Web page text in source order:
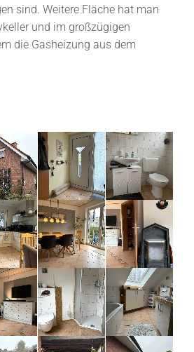
sind. Weitere Fläche hat man
und im großzügigen
die Gasheizung aus dem